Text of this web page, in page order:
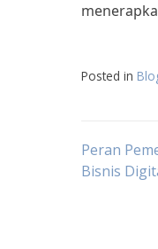
Posted in
Post
Peran
Bisnis